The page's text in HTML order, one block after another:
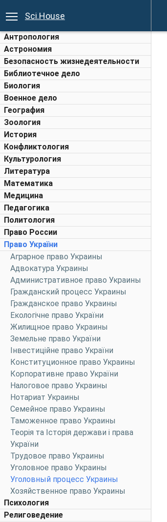
Sci.House
Антропология
Астрономия
Безопасность жизнедеятельности
Библиотечное дело
Биология
Военное дело
География
Зоология
История
Конфликтология
Культурология
Литература
Математика
Медицина
Педагогика
Политология
Право России
Право України
Аграрное право Украины
Адвокатура Украины
Административное право Украины
Гражданский процесс Украины
Гражданское право Украины
Екологічне право України
Жилищное право Украины
Земельне право України
Інвестиційне право України
Конституционное право Украины
Корпоративне право України
Налоговое право Украины
Нотариат Украины
Семейное право Украины
Таможенное право Украины
Теорія та Історія держави і права
України
Трудовое право Украины
Уголовное право Украины
Уголовный процесс Украины
Хозяйственное право Украины
Психология
Религоведение